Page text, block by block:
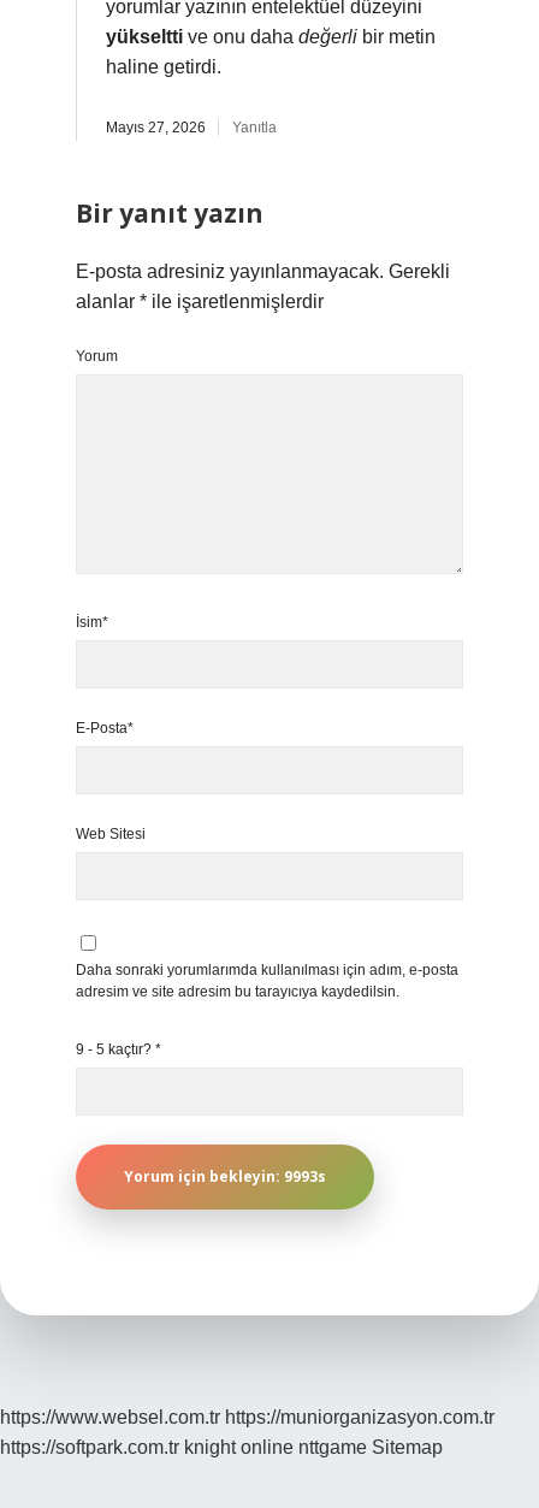
yorumlar yazının entelektüel düzeyini
yükseltti ve onu daha değerli bir metin
haline getirdi.
Mayıs 27, 2026 Yanıtla
Bir yanıt yazın
E-posta adresiniz yayınlanmayacak. Gerekli
alanlar * ile işaretlenmişlerdir
Yorum
İsim*
E-Posta*
Web Sitesi
Daha sonraki yorumlarımda kullanılması için adım, e-posta
adresim ve site adresim bu tarayıcıya kaydedilsin.
9 - 5 kaçtır? *
https://www.websel.com.tr https://muniorganizasyon.com.tr
https://softpark.com.tr knight online nttgame Sitemap